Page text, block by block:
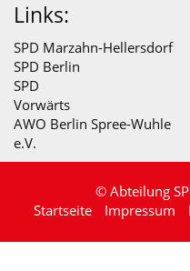
Links:
SPD Marzahn-Hellersdorf
SPD Berlin
SPD
Vorwärts
AWO Berlin Spree-Wuhle
e.V.
© Abteilung
Startseite
Impressum